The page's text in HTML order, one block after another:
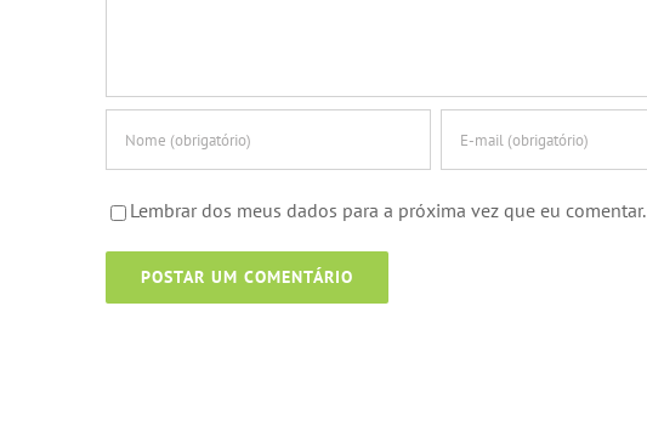
Lembrar dos meus dados para a próxima vez que eu comentar.